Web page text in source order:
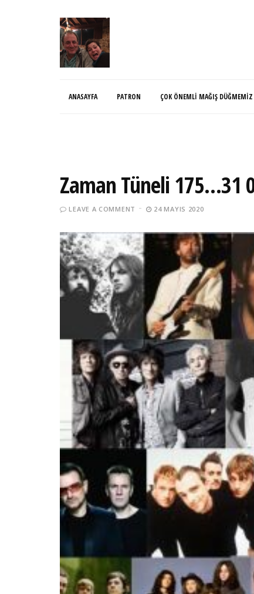
ANASAYFA PATRON ÇOK ÖNEMLI MAĞIŞ DÜĞMEMIZ
Zaman Tüneli 175…31
LEAVE A COMMENT 24 MAYIS 2020